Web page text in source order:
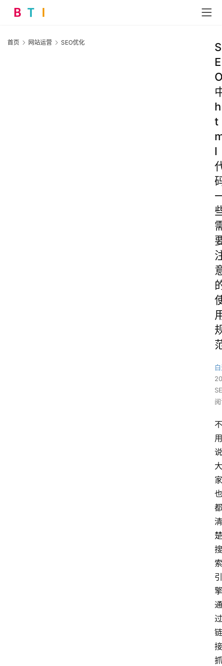
首页 网站运营 SEO优化
S
E
h
t
l
不
用
说
大
家
也
都
清
楚
搜
索
引
擎
通
过
链
接
抓